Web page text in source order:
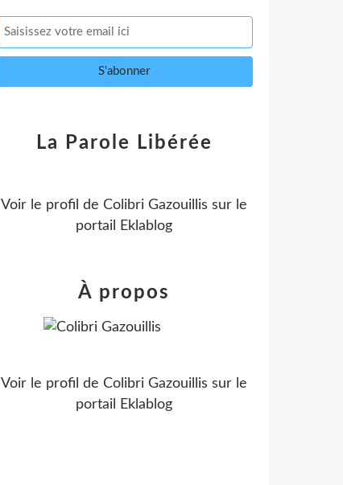
La Parole Libérée
Voir le profil de Colibri Gazouillis sur le
portail Eklablog
À propos
Voir le profil de Colibri Gazouillis sur le
portail Eklablog